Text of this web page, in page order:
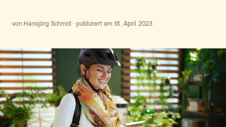
von Hansjörg Schmid · publiziert am 18. April 2023